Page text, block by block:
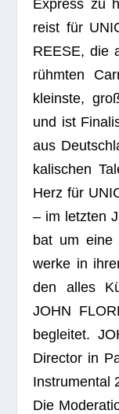
Express zu
reist für
REESE, die
rühm­ten
kleinste,
und ist
aus
ka­li­schen
Herz für
– im letz­ten
bat um
werke in
den alles
JOHN
beglei­tet.
Direc­tor in
Instru­men­tal
Die